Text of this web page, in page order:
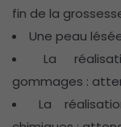
fin de la
Une peau
La
gommages :
La